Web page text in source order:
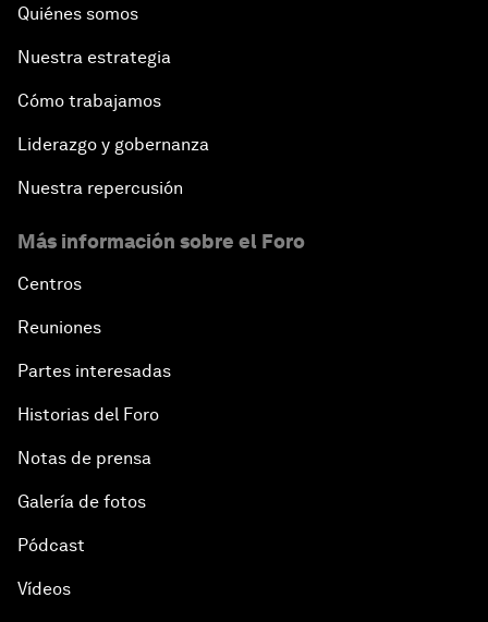
Quiénes somos
Nuestra estrategia
Cómo trabajamos
Liderazgo y gobernanza
Nuestra repercusión
Más información sobre el Foro
Centros
Reuniones
Partes interesadas
Historias del Foro
Notas de prensa
Galería de fotos
Pódcast
Vídeos